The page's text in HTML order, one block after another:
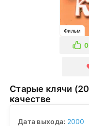
Фильм
0
Старые клячи (2000) смотреть в хорошем
качестве
Дата выхода: 2000